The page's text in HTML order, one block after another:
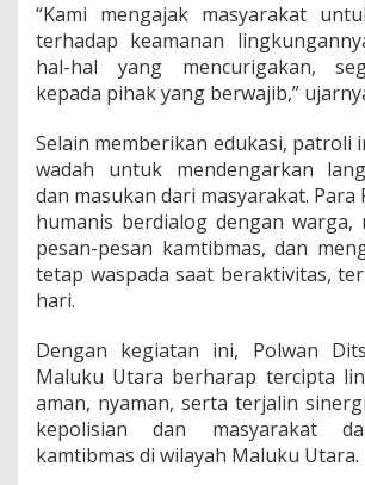
a
t
r
o
d
i
W
i
l
a
y
R
a
w
a
n
T
“Kami mengajak masyarakat
terhadap keamanan
hal-hal yang mencurigakan,
kepada pihak yang berwajib,”
Selain memberikan edukasi, patroli
wadah untuk mendengarkan
dan masukan dari masyarakat. Para
humanis berdialog dengan warga,
pesan-pesan kamtibmas, dan
tetap waspada saat beraktivitas,
hari.
Dengan kegiatan ini, Polwan
Maluku Utara berharap tercipta
aman, nyaman, serta terjalin
kepolisian dan masyarakat
kamtibmas di wilayah Maluku Utara.